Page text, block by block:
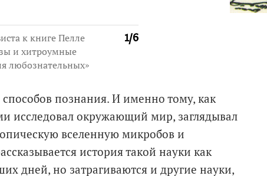
1/6
к книге Пелле
и хитроумные
любознательных»
познания. И именно тому, как
исследовал окружающий мир, заглядывал
вселенную микробов и
история такой науки как
дней, но затрагиваются и другие науки,